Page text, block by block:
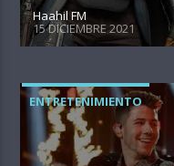
Haahil FM
15 DICIEMBRE 2021
ENTRETENIMIENTO